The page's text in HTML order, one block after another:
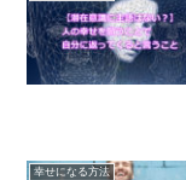
幸せになる方法